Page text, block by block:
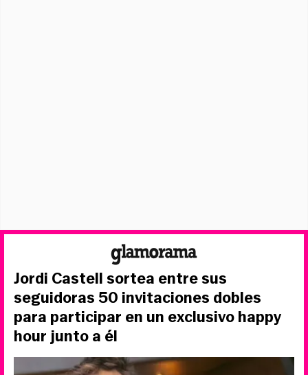
Jordi Castell sortea entre sus
seguidoras 50 invitaciones dobles
para participar en un exclusivo happy
hour junto a él